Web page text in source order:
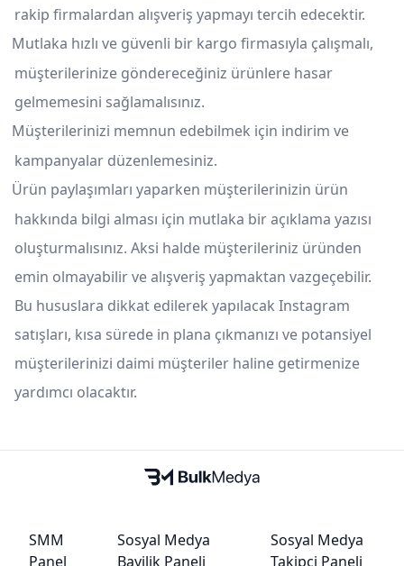
rakip firmalardan alışveriş yapmayı tercih edecektir.
Mutlaka hızlı ve güvenli bir kargo firmasıyla çalışmalı,
müşterilerinize göndereceğiniz ürünlere hasar
gelmemesini sağlamalısınız.
Müşterilerinizi memnun edebilmek için indirim ve
kampanyalar düzenlemesiniz.
Ürün paylaşımları yaparken müşterilerinizin ürün
hakkında bilgi alması için mutlaka bir açıklama yazısı
oluşturmalısınız. Aksi halde müşterileriniz üründen
emin olmayabilir ve alışveriş yapmaktan vazgeçebilir.
Bu hususlara dikkat edilerek yapılacak Instagram
satışları, kısa sürede in plana çıkmanızı ve potansiyel
müşterilerinizi daimi müşteriler haline getirmenize
yardımcı olacaktır.
SMM
Panel
Sosyal Medya
Bayilik Paneli
Sosyal Medya
Takipçi Paneli